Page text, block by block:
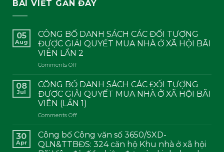
BÀI VIẾT GẦN ĐÂY
05
Aug
CÔNG BỐ DANH SÁCH CÁC ĐỐI TƯỢNG
ĐƯỢC GIẢI QUYẾT MUA NHÀ Ở XÃ HỘI BÃI
VIÊN LẦN 2
Comments Offon
BỐ
DANH
SÁCH
CÁC
ĐỐI
ĐƯỢC
GIẢI
QUYẾT
08
Jul
CÔNG BỐ DANH SÁCH CÁC ĐỐI TƯỢNG
ĐƯỢC GIẢI QUYẾT MUA NHÀ Ở XÃ HỘI BÃI
VIÊN (LẦN 1)
Comments Offon
BỐ
DANH
SÁCH
30
Apr
Công bố Công văn số 3650/SXD-
QLN&TTBĐS: 324 căn hộ Khu nhà ở xã hội